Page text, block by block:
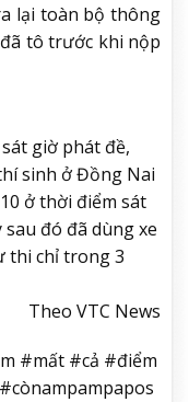
lại toàn bộ thông
tô trước khi nộp
giờ phát đề,
sinh ở Đồng Nai
ở thời điểm sát
đó đã dùng xe
thi chỉ trong 3
Theo VTC News
#mất #cả #điểm